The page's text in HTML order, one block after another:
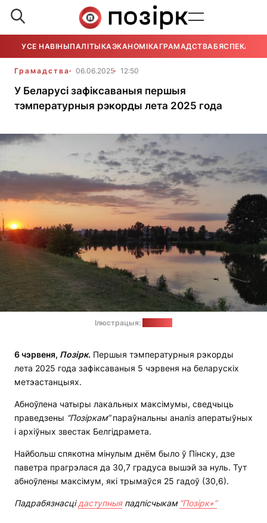
УСЕ НАВІНЫПАЛІТЫКАЭКАНОМІКАГРАМАДСТВАБЯСПЕКА
Грамадства 06.06.2025 12:50
У Беларусі зафіксаваныя першыя
тэмпературныя рэкорды лета 2025 года
Ілюстрацыя:
6 чэрвеня, Позірк. Першыя тэмпературныя рэкорды
лета 2025 года зафіксаваныя 5 чэрвеня на беларускіх
метэастанцыях.
Абноўлена чатыры лакальных максімумы, сведчыць
праведзены “Позіркам”параўнальны аналіз аператыўных
і архіўных звестак Белгідрамета.
Найбольш спякотна мінулым днём было ў Пінску, дзе
паветра прагрэлася да 30,7 градуса вышэй за нуль. Тут
абноўлены максімум, які трымаўся 25 гадоў (30,6).
Падрабязнасцідаступныяпадпісчыкам “Позірк+”